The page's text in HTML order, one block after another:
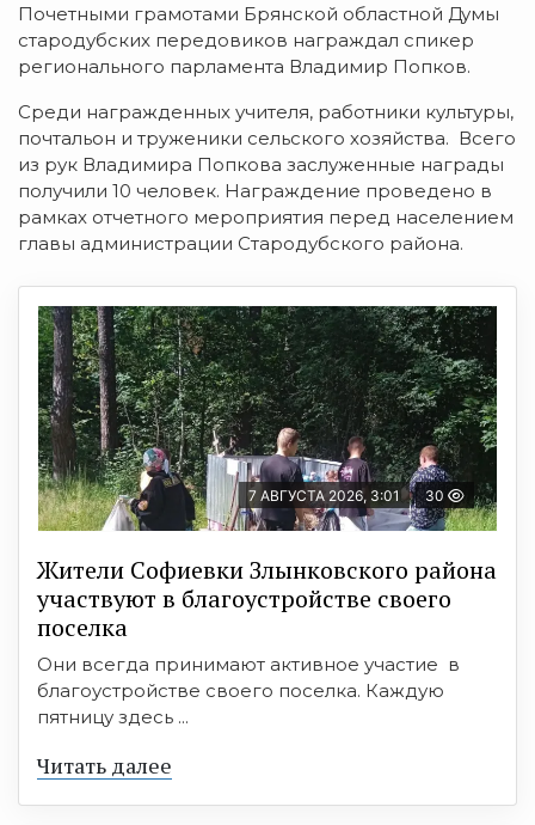
Почетными грамотами Брянской областной Думы
стародубских передовиков награждал спикер
регионального парламента Владимир Попков.
Среди награжденных учителя, работники культуры,
почтальон и труженики сельского хозяйства. Всего
из рук Владимира Попкова заслуженные награды
получили 10 человек. Награждение проведено в
рамках отчетного мероприятия перед населением
главы администрации Стародубского района.
7 АВГУСТА 2026, 3:01 30
Жители Софиевки Злынковского района
участвуют в благоустройстве своего
поселка
Они всегда принимают активное участие в
благоустройстве своего поселка. Каждую
пятницу здесь ...
Читать далее